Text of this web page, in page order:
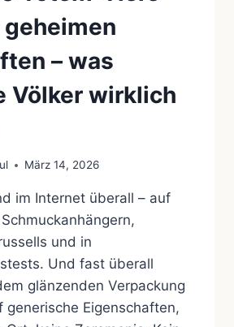
– was
Völker wirklich
März 14, 2026
im Internet überall – auf
und in
Und fast überall
glänzenden Verpackung
generische Eigenschaften,